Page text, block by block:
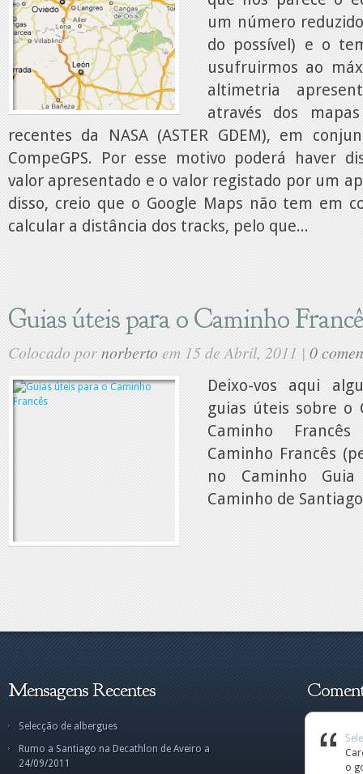
um número
do possível) e o
usufruirmos ao
altimetria
através dos
recentes da NASA (ASTER GDEM), em
CompeGPS. Por esse motivo poderá haver
valor apresentado e o valor registado por um
disso, creio que o Google Maps não tem em
calcular a distância dos tracks, pelo que...
Guias úteis para o Caminho
Colocado pornorbertoem 15 de Abril, 2011 | 0
Deixo-vos aqui
guias úteis sobre o
Caminho
Caminho Francês
no Caminho
Caminho de
Mensagens Recentes
Selecção de albergues
Rumo a Santiago na Decathlon de Aveiro a
24/09/2011
Amigo Norberto,fiquei
o